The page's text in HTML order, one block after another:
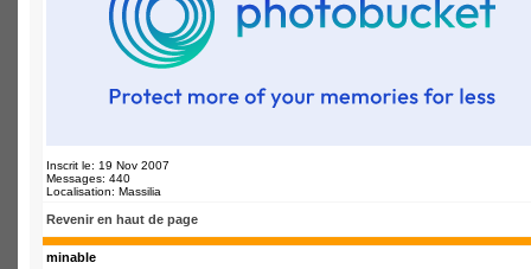
Inscrit le: 19 Nov 2007
Messages: 440
Localisation: Massilia
Revenir en haut de page
minable